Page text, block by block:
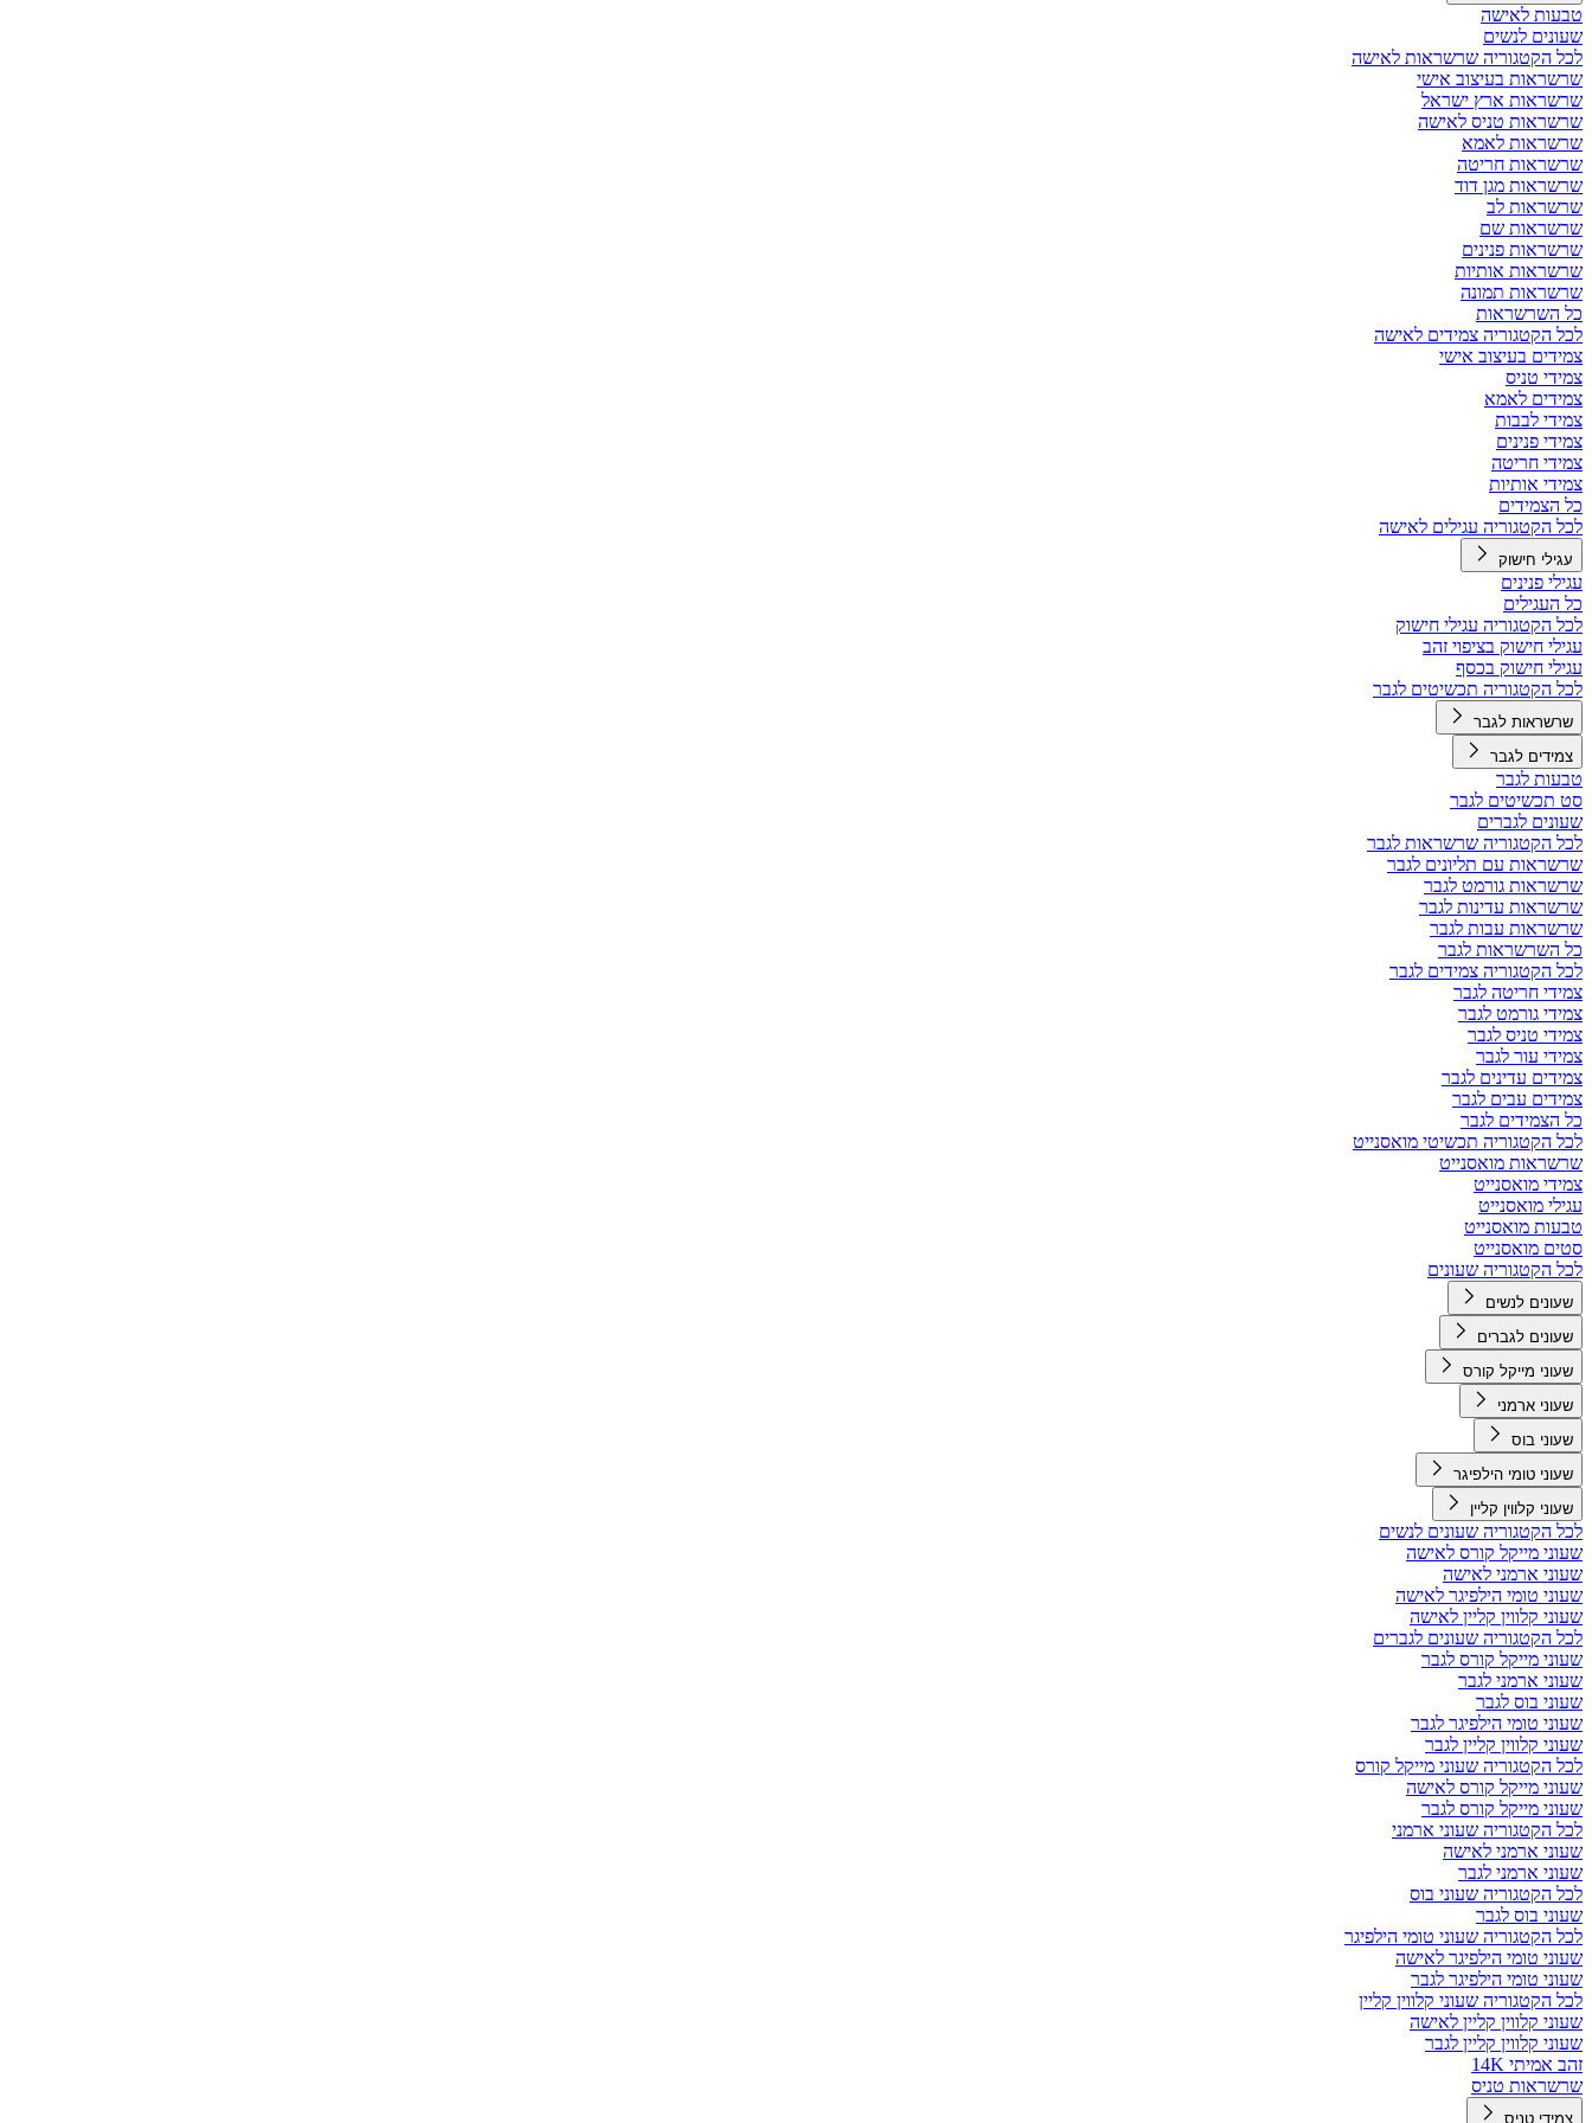
טבעות לאישה
שעונים לנשים
לכל הקטגוריה שרשראות לאישה
שרשראות בעיצוב אישי
שרשראות ארץ ישראל
שרשראות טניס לאישה
שרשראות לאמא
שרשראות חריטה
שרשראות מגן דוד
שרשראות לב
שרשראות שם
שרשראות פנינים
שרשראות אותיות
שרשראות תמונה
כל השרשראות
לכל הקטגוריה צמידים לאישה
צמידים בעיצוב אישי
צמידי טניס
צמידים לאמא
צמידי לבבות
צמידי פנינים
צמידי חריטה
צמידי אותיות
כל הצמידים
לכל הקטגוריה עגילים לאישה
עגילי חישוק
עגילי פנינים
כל העגילים
לכל הקטגוריה עגילי חישוק
עגילי חישוק בציפוי זהב
עגילי חישוק בכסף
לכל הקטגוריה תכשיטים לגבר
שרשראות לגבר
צמידים לגבר
טבעות לגבר
סט תכשיטים לגבר
שעונים לגברים
לכל הקטגוריה שרשראות לגבר
שרשראות עם תליונים לגבר
שרשראות גורמט לגבר
שרשראות עדינות לגבר
שרשראות עבות לגבר
כל השרשראות לגבר
לכל הקטגוריה צמידים לגבר
צמידי חריטה לגבר
צמידי גורמט לגבר
צמידי טניס לגבר
צמידי עור לגבר
צמידים עדינים לגבר
צמידים עבים לגבר
כל הצמידים לגבר
לכל הקטגוריה תכשיטי מואסנייט
שרשראות מואסנייט
צמידי מואסנייט
עגילי מואסנייט
טבעות מואסנייט
סטים מואסנייט
לכל הקטגוריה שעונים
שעונים לנשים
שעונים לגברים
שעוני מייקל קורס
שעוני ארמני
שעוני בוס
שעוני טומי הילפיגר
שעוני קלווין קליין
לכל הקטגוריה שעונים לנשים
שעוני מייקל קורס לאישה
שעוני ארמני לאישה
שעוני טומי הילפיגר לאישה
שעוני קלווין קליין לאישה
לכל הקטגוריה שעונים לגברים
שעוני מייקל קורס לגבר
שעוני ארמני לגבר
שעוני בוס לגבר
שעוני טומי הילפיגר לגבר
שעוני קלווין קליין לגבר
לכל הקטגוריה שעוני מייקל קורס
שעוני מייקל קורס לאישה
שעוני מייקל קורס לגבר
לכל הקטגוריה שעוני ארמני
שעוני ארמני לאישה
שעוני ארמני לגבר
לכל הקטגוריה שעוני בוס
שעוני בוס לגבר
לכל הקטגוריה שעוני טומי הילפיגר
שעוני טומי הילפיגר לאישה
שעוני טומי הילפיגר לגבר
לכל הקטגוריה שעוני קלווין קליין
שעוני קלווין קליין לאישה
שעוני קלווין קליין לגבר
זהב אמיתי 14K
שרשראות טניס
צמידי טניס